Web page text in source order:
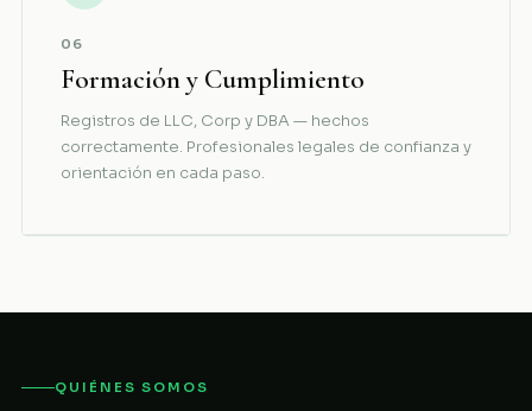
06
Formación y Cumplimiento
Registros de LLC, Corp y DBA — hechos
correctamente. Profesionales legales de confianza y
orientación en cada paso.
QUIÉNES SOMOS